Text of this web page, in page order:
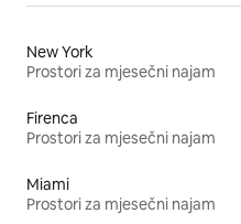
New York
Prostori za mjesečni najam
Firenca
Prostori za mjesečni najam
Miami
Prostori za mjesečni najam